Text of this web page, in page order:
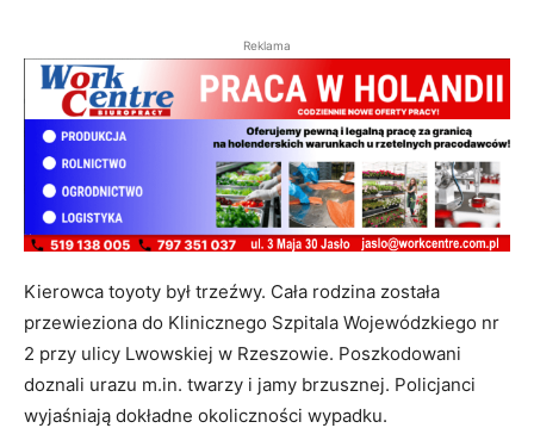
Reklama
Kierowca toyoty był trzeźwy. Cała rodzina została
przewieziona do Klinicznego Szpitala Wojewódzkiego nr
2 przy ulicy Lwowskiej w Rzeszowie. Poszkodowani
doznali urazu m.in. twarzy i jamy brzusznej. Policjanci
wyjaśniają dokładne okoliczności wypadku.